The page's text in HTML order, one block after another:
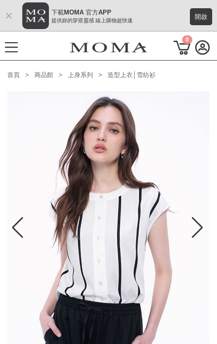
M Plus AW 形象 與時間共存
連身系列
百搭配件
關於MOMA
網站須知與政策
× 下載MOMA 官方APP
提供妳的穿搭靈感 線上購物超快速 開啟
0
首頁 商品館 上身系列 造型上衣│雪紡衫